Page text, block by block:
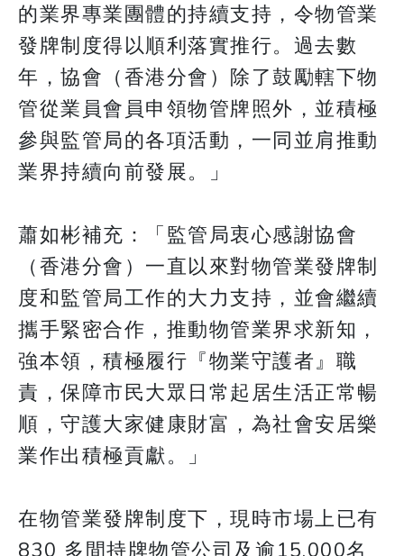
的業界專業團體的持續支持，令物管業
發牌制度得以順利落實推行。過去數
年，協會（香港分會）除了鼓勵轄下物
管從業員會員申領物管牌照外，並積極
參與監管局的各項活動，一同並肩推動
業界持續向前發展。」
蕭如彬補充：「監管局衷心感謝協會
（香港分會）一直以來對物管業發牌制
度和監管局工作的大力支持，並會繼續
攜手緊密合作，推動物管業界求新知，
強本領，積極履行『物業守護者』職
責，保障市民大眾日常起居生活正常暢
順，守護大家健康財富，為社會安居樂
業作出積極貢獻。」
在物管業發牌制度下，現時市場上已有
830 多間持牌物管公司及逾15,000名